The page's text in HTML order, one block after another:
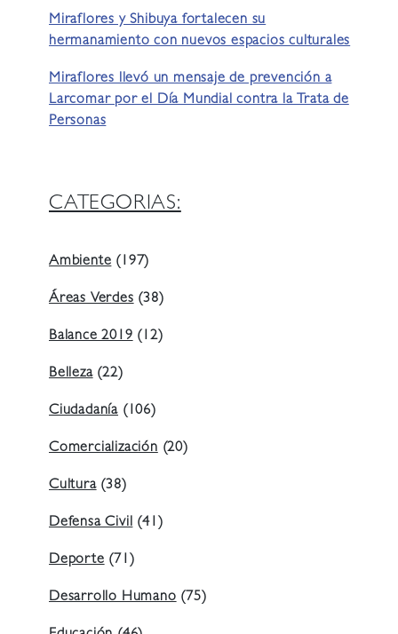
Miraflores y Shibuya fortalecen su
hermanamiento con nuevos espacios culturales
Miraflores llevó un mensaje de prevención a
Larcomar por el Día Mundial contra la Trata de
Personas
CATEGORIAS:
Ambiente(197)
Áreas Verdes(38)
Balance 2019(12)
Belleza(22)
Ciudadanía (106)
Comercialización(20)
Cultura(38)
Defensa Civil(41)
Deporte(71)
Desarrollo Humano(75)